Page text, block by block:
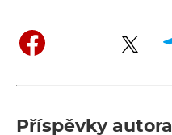
Příspěvky autora